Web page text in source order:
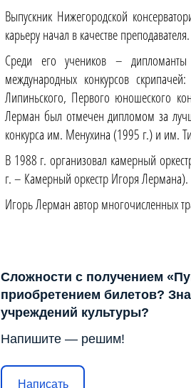
Выпускник Нижегородской
карьеру начал в качестве преподавателя.
Среди его учеников – дипломанты
международных конкурсов
Липиньского, Первого юношеского
Лерман был отмечен дипломом за
конкурса им. Менухина (1995 г.) и им.
В 1988 г. организовал камерный
г. – Камерный оркестр Игоря Лермана).
Игорь Лерман автор многочисленных
Сложности с получением
приобретением билетов?
учреждений культуры?
Напишите — решим!
Написать